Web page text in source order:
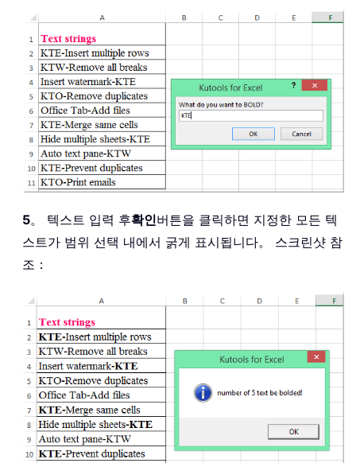
5。 텍스트 입력 후확인버튼을 클릭하면 지정한 모든 텍
스트가 범위 선택 내에서 굵게 표시됩니다。 스크린샷 참
조：